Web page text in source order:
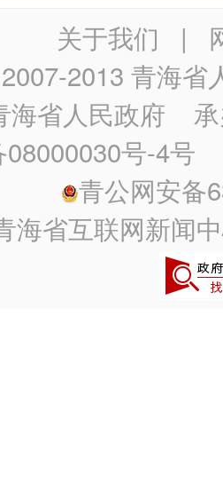
关于我们 |
2013 青海省
海省人民政府 承
号-4号
青公网安备
海省互联网新闻